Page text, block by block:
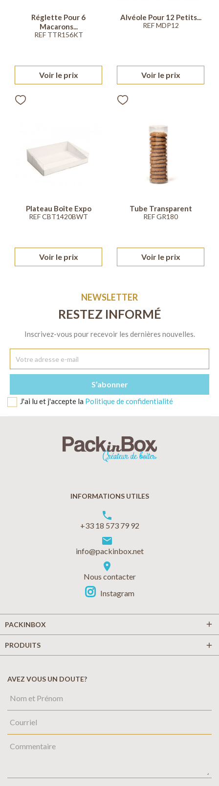
Réglette Pour 6
Macarons...
REF TTR156KT
Voir le prix
Alvéole Pour 12 Petits...
REF MDP12
Voir le prix
Plateau Boîte Expo
REF CBT1420BWT
Voir le prix
Tube Transparent
REF GR180
Voir le prix
NEWSLETTER
RESTEZ INFORMÉ
Inscrivez-vous pour recevoir les dernières nouvelles.
J'ai lu et j'accepte la Politique de confidentialité
INFORMATIONS UTILES
phone
+33 18 573 79 92
markunread
info@packinbox.net
location_on
Nous contacter
Instagram
PACKINBOX add
PRODUITS add
AVEZ VOUS UN DOUTE?